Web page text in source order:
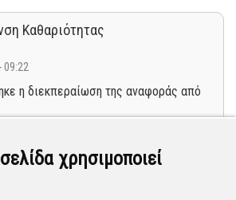
χρησιμοποιεί
Καθαριότητας
09:22
η διεκπεραίωση της αναφοράς από
Καθαριότητας